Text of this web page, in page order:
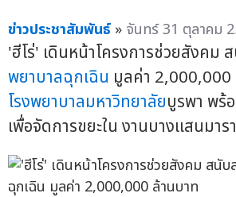
ข่าวประชาสัมพันธ์ » จันทร์ 31 ตุลาคม
'ฮีโร่' เดินหน้าโครงการช่วยสังคม
พยาบาลฉุกเฉิน มูลค่า 2,000,000
โรงพยาบาลมหาวิทยาลัยบูรพา พร้
เพื่อจัดการขยะใน งานบางแสนมาร